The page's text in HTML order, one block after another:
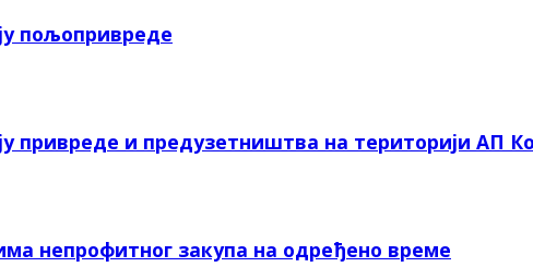
пољопривреде
привреде и предузетништва на територији АП
непрофитног закупа на одређено време